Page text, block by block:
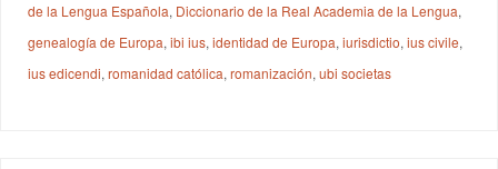
de la Lengua Española, Diccionario de la Real Academia de la Lengua,
genealogía de Europa,ibi ius,identidad de Europa,iurisdictio,ius civile,
ius edicendi,romanidad católica,romanización,ubi societas